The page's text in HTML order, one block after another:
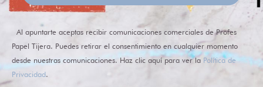
Al apuntarte aceptas recibir comunicaciones comerciales de Profes
Papel Tijera. Puedes retirar el consentimiento en cualquier momento
desde nuestras comunicaciones. Haz clic aquí para ver la Política de
Privacidad.